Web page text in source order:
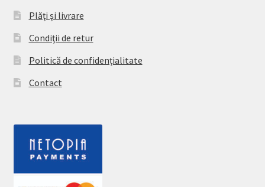
Plăţi şi livrare
Condiţii de retur
Politică de confidențialitate
Contact